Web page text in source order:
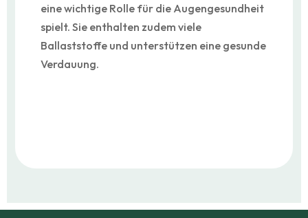
eine wichtige Rolle für die Augengesundheit
spielt. Sie enthalten zudem viele
Ballaststoffe und unterstützen eine gesunde
Verdauung.